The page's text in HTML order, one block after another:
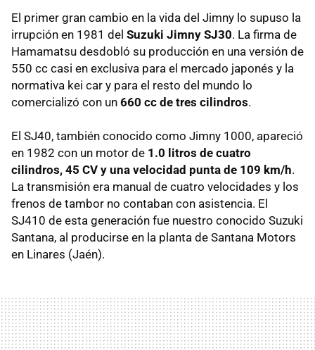
El primer gran cambio en la vida del Jimny lo supuso la
irrupción en 1981 del Suzuki Jimny SJ30. La firma de
Hamamatsu desdobló su producción en una versión de
550 cc casi en exclusiva para el mercado japonés y la
normativa kei car y para el resto del mundo lo
comercializó con un 660 cc de tres cilindros.
El SJ40, también conocido como Jimny 1000, apareció
en 1982 con un motor de 1.0 litros de cuatro
cilindros, 45 CV y una velocidad punta de 109 km/h.
La transmisión era manual de cuatro velocidades y los
frenos de tambor no contaban con asistencia. El
SJ410 de esta generación fue nuestro conocido Suzuki
Santana, al producirse en la planta de Santana Motors
en Linares (Jaén).